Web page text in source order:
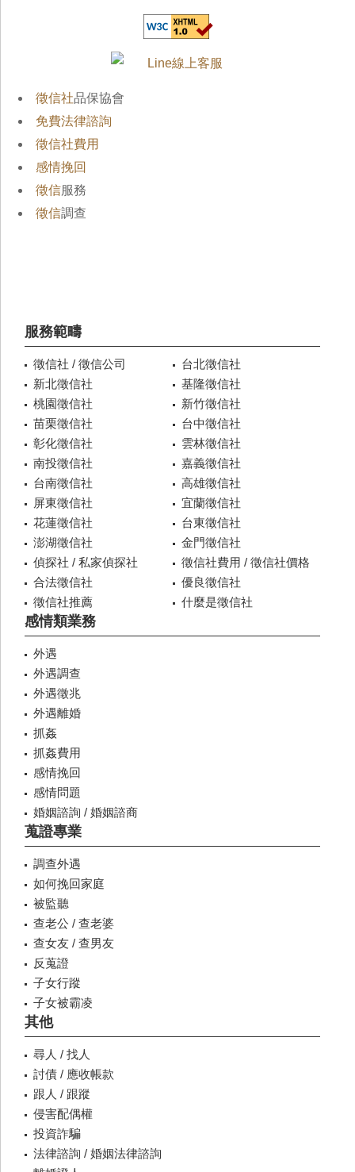
徵信社品保協會
免費法律諮詢
徵信社費用
感情挽回
徵信服務
徵信調查
服務範疇
徵信社 / 徵信公司
台北徵信社
新北徵信社
基隆徵信社
桃園徵信社
新竹徵信社
苗栗徵信社
台中徵信社
彰化徵信社
雲林徵信社
南投徵信社
嘉義徵信社
台南徵信社
高雄徵信社
屏東徵信社
宜蘭徵信社
花蓮徵信社
台東徵信社
澎湖徵信社
金門徵信社
偵探社 / 私家偵探社
徵信社費用 / 徵信社價格
合法徵信社
優良徵信社
徵信社推薦
什麼是徵信社
感情類業務
外遇
外遇調查
外遇徵兆
外遇離婚
抓姦
抓姦費用
感情挽回
感情問題
婚姻諮詢 / 婚姻諮商
蒐證專業
調查外遇
如何挽回家庭
被監聽
查老公 / 查老婆
查女友 / 查男友
反蒐證
子女行蹤
子女被霸凌
其他
尋人 / 找人
討債 / 應收帳款
跟人 / 跟蹤
侵害配偶權
投資詐騙
法律諮詢 / 婚姻法律諮詢